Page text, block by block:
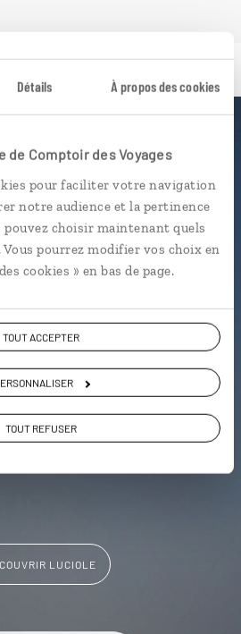
Détails À propos des cookies
de Comptoir des Voyages
pour faciliter votre navigation
notre audience et la pertinence
pouvez choisir maintenant quels
Vous pourrez modifier vos choix en
cookies » en bas de page.
TOUT ACCEPTER
TOUT REFUSER
guide aux
Unis
vers votreguesthouse
derooftopsà
à composer
LUCIOLE